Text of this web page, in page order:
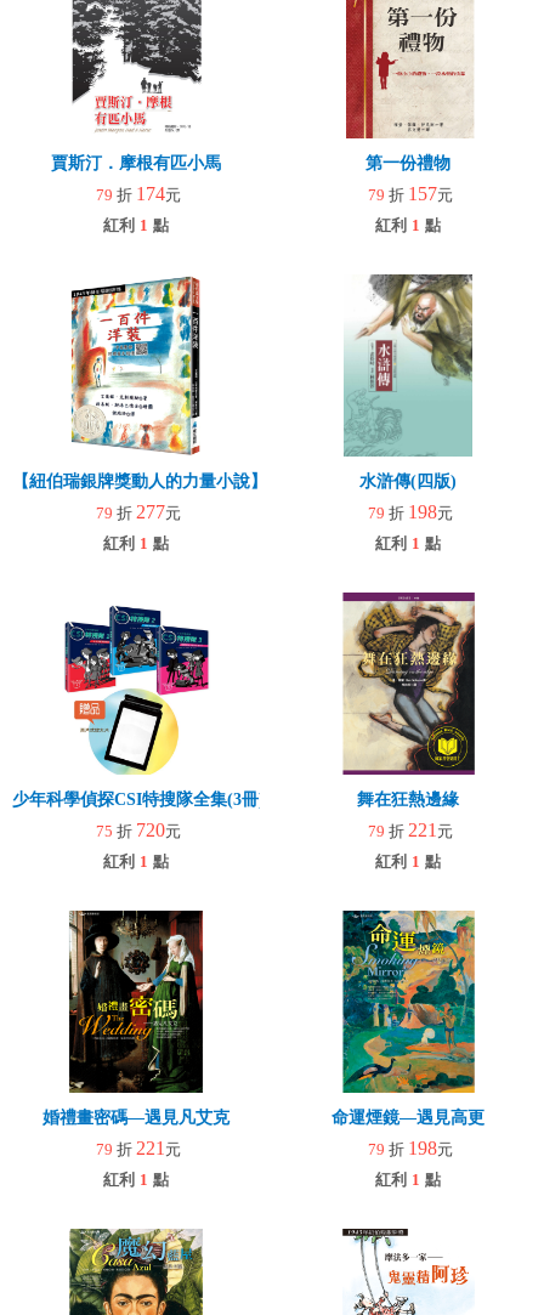
賈斯汀．摩根有匹小馬
79 折 174元
紅利 1 點
第一份禮物
79 折 157元
紅利 1 點
【紐伯瑞銀牌獎動人的力量小說】一百件洋裝(中英雙語QR CODE新版)
79 折 277元
紅利 1 點
水滸傳(四版)
79 折 198元
紅利 1 點
少年科學偵探CSI特搜隊全集(3冊)+贈頁片式放大片
75 折 720元
紅利 1 點
舞在狂熱邊緣
79 折 221 元
紅利 1 點
婚禮畫密碼—遇見凡艾克
79 折 221 元
紅利 1 點
命運煙鏡—遇見高更
79 折 198元
紅利 1 點